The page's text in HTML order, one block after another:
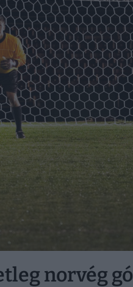
norvég